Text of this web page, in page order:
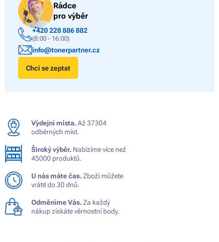
Rádce
pro výběr
+420 228 886 882
(8:00 - 16:00)
info@tonerpartner.cz
Chci se zeptat
Výdejní místa.Až 37304
odběrných míst.
Široký výběr. Nabízíme více než
45000 produktů.
U nás máte čas.Zboží můžete
vrátit do 30 dnů.
Odměníme Vás.Za každý
nákup získáte věrnostní body.